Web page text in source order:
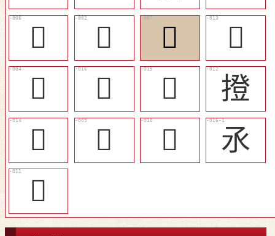
󲏨
𢮋 󲏧
󲏬
󲏤
󲏯 󲏮
撜
󲏭
󲏩 󲏪
氶
󲏫